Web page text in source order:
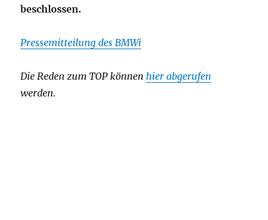
beschlossen.
Pressemitteilung des BMWi
Die Reden zum TOP können hier abgerufen
werden.